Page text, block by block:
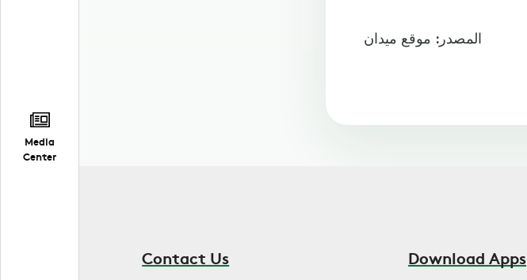
Media
Center
المصدر: موقع ميدان
Contact Us Download Apps